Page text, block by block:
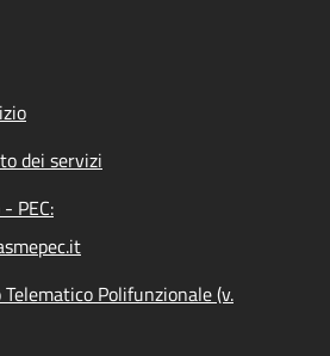
dei servizi
PEC:
Polifunzionale (v.